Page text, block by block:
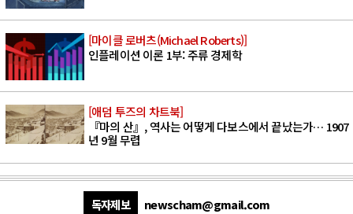
[마이클 로버츠(Michael Roberts)]
인플레이션 이론 1부: 주류 경제학
[애덤 투즈의 차트북]
『마의 산』, 역사는 어떻게 다보스에서 끝났는가… 1907
년 9월 무렵
독자제보 newscham@gmail.com